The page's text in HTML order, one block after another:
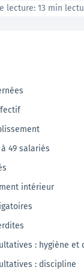
lecture: 13 min
à 49 salariés
intérieur
: hygiène et
: discipline